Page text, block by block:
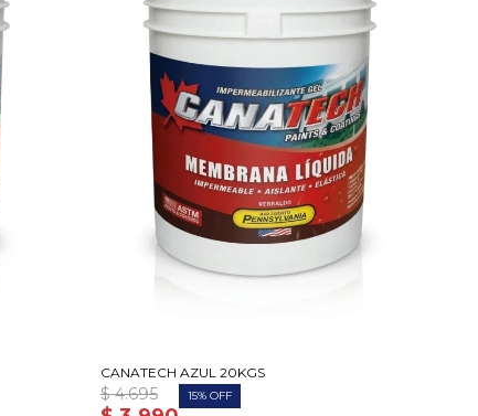
CANATECH AZUL 20KGS
$ 4.695 15